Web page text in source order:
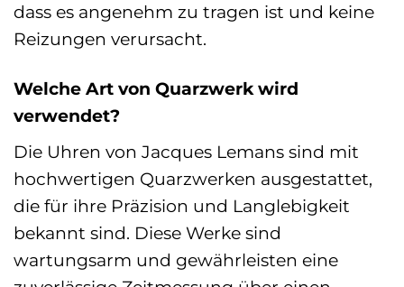
dass es angenehm zu tragen ist und keine
Reizungen verursacht.
Welche Art von Quarzwerk wird
verwendet?
Die Uhren von Jacques Lemans sind mit
hochwertigen Quarzwerken ausgestattet,
die für ihre Präzision und Langlebigkeit
bekannt sind. Diese Werke sind
wartungsarm und gewährleisten eine